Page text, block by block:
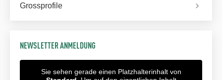
Grossprofile
NEWSLETTER ANMELDUNG
Sie sehen gerade einen Platzhalterinhalt von